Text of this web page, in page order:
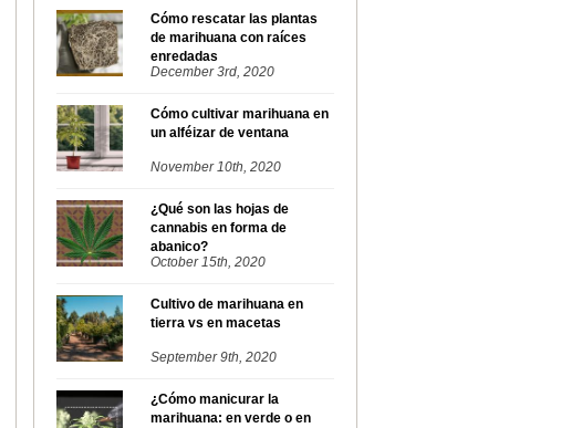
Cómo rescatar las plantas
de marihuana con raíces
enredadas
December 3rd, 2020
Cómo cultivar marihuana en
un alféizar de ventana
November 10th, 2020
¿Qué son las hojas de
cannabis en forma de
abanico?
October 15th, 2020
Cultivo de marihuana en
tierra vs en macetas
September 9th, 2020
¿Cómo manicurar la
marihuana: en verde o en